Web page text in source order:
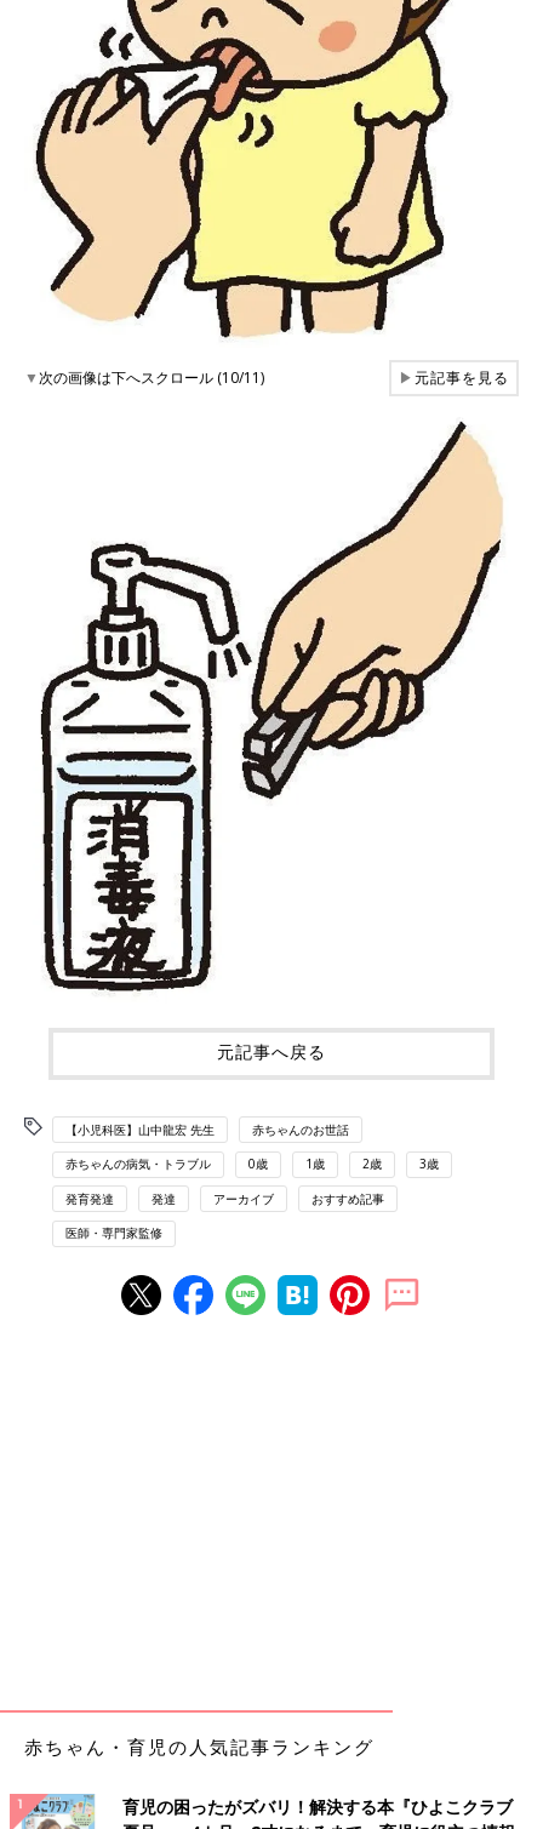
▼次の画像は下へスクロール (10/11) ▶元記事を見る
元記事へ戻る
【小児科医】山中龍宏 先生 赤ちゃんのお世話
赤ちゃんの病気・トラブル 0歳 1歳 2歳 3歳
発育発達 発達 アーカイブ おすすめ記事
医師・専門家監修
赤ちゃん・育児の人気記事ランキング
育児の困ったがズバリ！解決する本『ひよこクラブ